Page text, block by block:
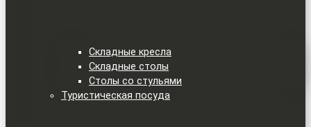
Складные кресла
Складные столы
Столы со стульями
Туристическая посуда